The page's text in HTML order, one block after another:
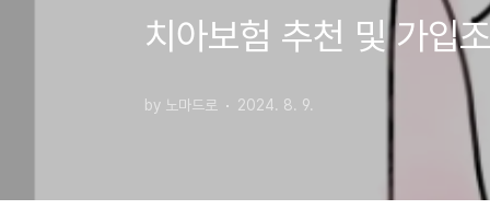
치아보험 추천 및 가입
by 노마드로 2024. 8. 9.